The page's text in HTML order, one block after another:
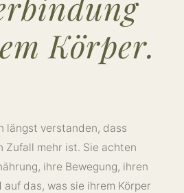
Körper.
längst verstanden, dass
Zufall mehr ist. Sie achten
ihre Bewegung, ihren
das, was sie ihrem Körper